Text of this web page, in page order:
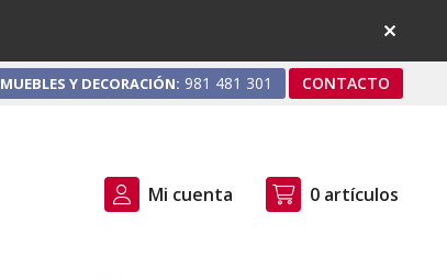
MUEBLES Y DECORACIÓN: 981 481 301 CONTACTO
Mi cuenta 0 artículos